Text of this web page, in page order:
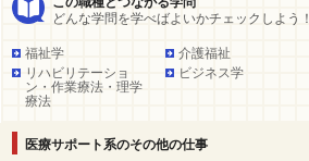
どんな学問を学べばよいかチェックしよう！
福祉学 介護福祉
リハビリテーショ
ン・作業療法・理学
療法
ビジネス学
医療サポート系のその他の仕事